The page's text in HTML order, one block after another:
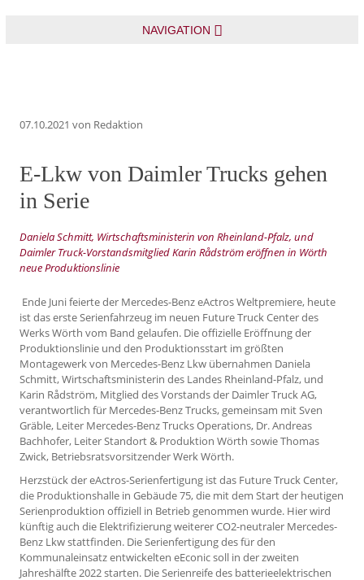
NAVIGATION
07.10.2021 von Redaktion
E-Lkw von Daimler Trucks gehen
in Serie
Daniela Schmitt, Wirtschaftsministerin von Rheinland-Pfalz, und
Daimler Truck-Vorstandsmitglied Karin Rådström eröffnen in Wörth
neue Produktionslinie
Ende Juni feierte der Mercedes-Benz eActros Weltpremiere, heute
ist das erste Serienfahrzeug im neuen Future Truck Center des
Werks Wörth vom Band gelaufen. Die offizielle Eröffnung der
Produktionslinie und den Produktionsstart im größten
Montagewerk von Mercedes-Benz Lkw übernahmen Daniela
Schmitt, Wirtschaftsministerin des Landes Rheinland-Pfalz, und
Karin Rådström, Mitglied des Vorstands der Daimler Truck AG,
verantwortlich für Mercedes-Benz Trucks, gemeinsam mit Sven
Gräble, Leiter Mercedes-Benz Trucks Operations, Dr. Andreas
Bachhofer, Leiter Standort & Produktion Wörth sowie Thomas
Zwick, Betriebsratsvorsitzender Werk Wörth.
Herzstück der eActros-Serienfertigung ist das Future Truck Center,
die Produktionshalle in Gebäude 75, die mit dem Start der heutigen
Serienproduktion offiziell in Betrieb genommen wurde. Hier wird
künftig auch die Elektrifizierung weiterer CO2-neutraler Mercedes-
Benz Lkw stattfinden. Die Serienfertigung des für den
Kommunaleinsatz entwickelten eEconic soll in der zweiten
Jahreshälfte 2022 starten. Die Serienreife des batterieelektrischen